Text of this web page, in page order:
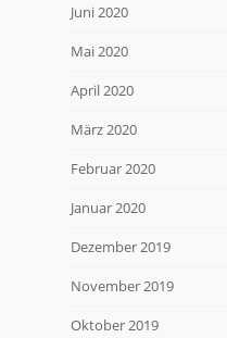
Juni 2020
Mai 2020
April 2020
März 2020
Februar 2020
Januar 2020
Dezember 2019
November 2019
Oktober 2019